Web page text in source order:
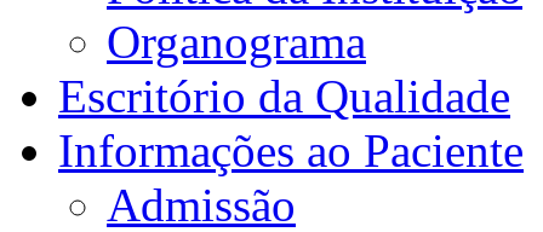
Organograma
Escritório da Qualidade
Informações ao Paciente
Admissão